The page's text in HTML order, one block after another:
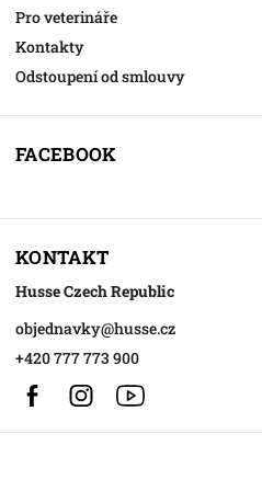
Pro veterináře
Kontakty
Odstoupení od smlouvy
FACEBOOK
KONTAKT
Husse Czech Republic
objednavky@husse.cz
+420 777 773 900
FacebookInstagram